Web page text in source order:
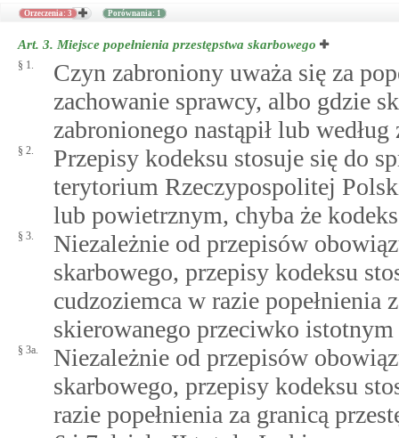
Orzeczenia: 3 Porównania: 1
Art. 3. Miejsce popełnienia przestępstwa skarbowego
§ 1.
Czyn zabroniony uważa się za
zachowanie sprawcy, albo gdzie
zabronionego nastąpił lub
§ 2.
Przepisy kodeksu stosuje się do
terytorium Rzeczypospolitej
lub powietrznym, chyba że
§ 3.
Niezależnie od przepisów
skarbowego, przepisy kodeksu
cudzoziemca w razie popełnienia
skierowanego przeciwko
§ 3a.
Niezależnie od przepisów
skarbowego, przepisy kodeksu
razie popełnienia za granicą